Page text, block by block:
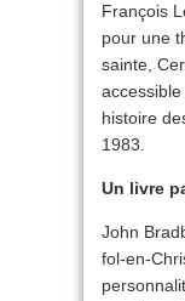
François
pour une
sainte,
histoire
1983.
Un livre
John
fol-en-